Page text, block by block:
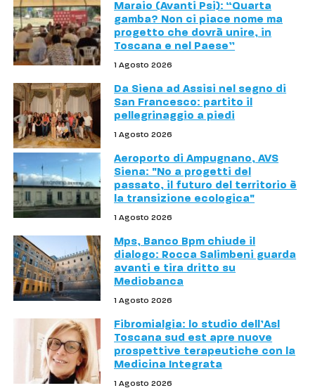
Maraio (Avanti Psi): “Quarta
gamba? Non ci piace nome ma
progetto che dovrà unire, in
Toscana e nel Paese”
1 Agosto 2026
Da Siena ad Assisi nel segno di
San Francesco: partito il
pellegrinaggio a piedi
1 Agosto 2026
Aeroporto di Ampugnano, AVS
Siena: "No a progetti del
passato, il futuro del territorio è
la transizione ecologica"
1 Agosto 2026
Mps, Banco Bpm chiude il
dialogo: Rocca Salimbeni guarda
avanti e tira dritto su
Mediobanca
1 Agosto 2026
Fibromialgia: lo studio dell’Asl
Toscana sud est apre nuove
prospettive terapeutiche con la
Medicina Integrata
1 Agosto 2026